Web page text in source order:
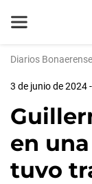
Diarios
3 de junio de 2024
en
tuvo